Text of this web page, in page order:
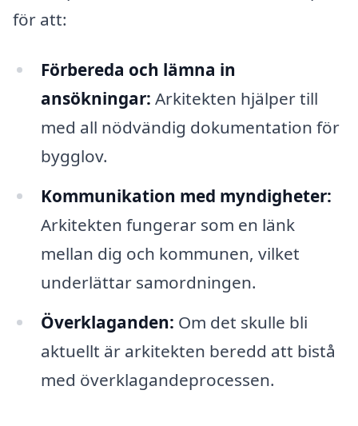
för att:
Förbereda och lämna in
ansökningar: Arkitekten hjälper till
med all nödvändig dokumentation för
bygglov.
Kommunikation med myndigheter:
Arkitekten fungerar som en länk
mellan dig och kommunen, vilket
underlättar samordningen.
Överklaganden: Om det skulle bli
aktuellt är arkitekten beredd att bistå
med överklagandeprocessen.